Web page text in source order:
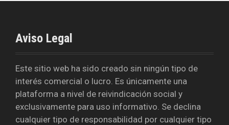
Aviso Legal
Este sitio web ha sido creado sin ningún tipo de
interés comercial o lucro. Es únicamente una
plataforma a nivel de reivindicación social y
exclusivamente para uso informativo. Se declina
cualquier tipo de responsabilidad por cualquier tipo